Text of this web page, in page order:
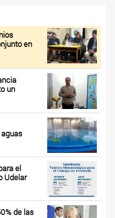
en
un
el
Udelar
de las